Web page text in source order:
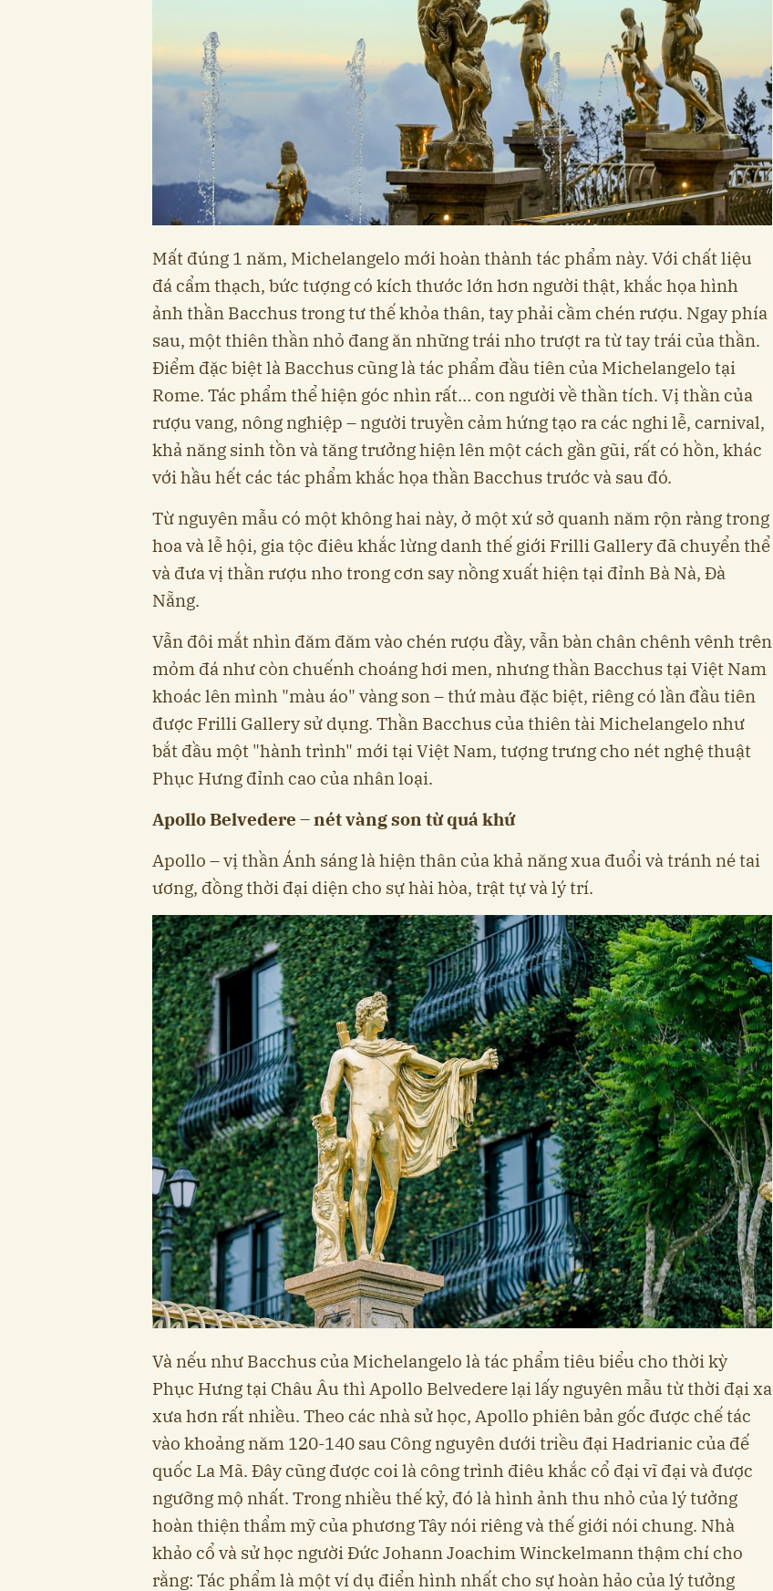
Mất đúng 1 năm, Michelangelo mới hoàn thành tác phẩm này. Với chất liệu
đá cẩm thạch, bức tượng có kích thước lớn hơn người thật, khắc họa hình
ảnh thần Bacchus trong tư thế khỏa thân, tay phải cầm chén rượu. Ngay phía
sau, một thiên thần nhỏ đang ăn những trái nho trượt ra từ tay trái của thần.
Điểm đặc biệt là Bacchus cũng là tác phẩm đầu tiên của Michelangelo tại
Rome. Tác phẩm thể hiện góc nhìn rất… con người về thần tích. Vị thần của
rượu vang, nông nghiệp – người truyền cảm hứng tạo ra các nghi lễ, carnival,
khả năng sinh tồn và tăng trưởng hiện lên một cách gần gũi, rất có hồn, khác
với hầu hết các tác phẩm khắc họa thần Bacchus trước và sau đó.
Từ nguyên mẫu có một không hai này, ở một xứ sở quanh năm rộn ràng trong
hoa và lễ hội, gia tộc điêu khắc lừng danh thế giới Frilli Gallery đã chuyển thể
và đưa vị thần rượu nho trong cơn say nồng xuất hiện tại đỉnh Bà Nà, Đà
Nẵng.
Vẫn đôi mắt nhìn đăm đăm vào chén rượu đầy, vẫn bàn chân chênh vênh trên
mỏm đá như còn chuếnh choáng hơi men, nhưng thần Bacchus tại Việt Nam
khoác lên mình "màu áo" vàng son – thứ màu đặc biệt, riêng có lần đầu tiên
được Frilli Gallery sử dụng. Thần Bacchus của thiên tài Michelangelo như
bắt đầu một "hành trình" mới tại Việt Nam, tượng trưng cho nét nghệ thuật
Phục Hưng đỉnh cao của nhân loại.
Apollo Belvedere – nét vàng son từ quá khứ
Apollo – vị thần Ánh sáng là hiện thân của khả năng xua đuổi và tránh né tai
ương, đồng thời đại diện cho sự hài hòa, trật tự và lý trí.
Và nếu như Bacchus của Michelangelo là tác phẩm tiêu biểu cho thời kỳ
Phục Hưng tại Châu Âu thì Apollo Belvedere lại lấy nguyên mẫu từ thời đại xa
xưa hơn rất nhiều. Theo các nhà sử học, Apollo phiên bản gốc được chế tác
vào khoảng năm 120-140 sau Công nguyên dưới triều đại Hadrianic của đế
quốc La Mã. Đây cũng được coi là công trình điêu khắc cổ đại vĩ đại và được
ngưỡng mộ nhất. Trong nhiều thế kỷ, đó là hình ảnh thu nhỏ của lý tưởng
hoàn thiện thẩm mỹ của phương Tây nói riêng và thế giới nói chung. Nhà
khảo cổ và sử học người Đức Johann Joachim Winckelmann thậm chí cho
rằng: Tác phẩm là một ví dụ điển hình nhất cho sự hoàn hảo của lý tưởng